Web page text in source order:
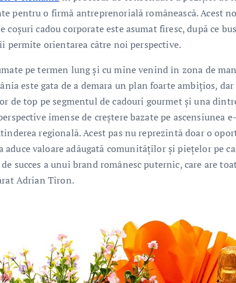
pentru o firmă antreprenorială românească. Acest
coșuri cadou corporate este asumat firesc, după ce
permite orientarea către noi perspective.
pe termen lung și cu mine venind în zona de
este gata de a demara un plan foarte ambițios,
de top pe segmentul de cadouri gourmet și una
imense de creștere bazate pe ascensiunea
regională. Acest pas nu reprezintă doar o
aduce valoare adăugată comunităților și piețelor pe
succes a unui brand românesc puternic, care are
Adrian Tiron.